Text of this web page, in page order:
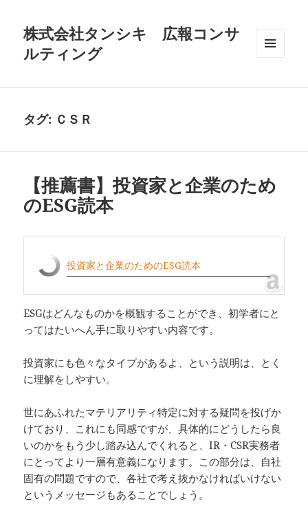
株式会社タンシキ 広報コンサ
ルティング
タグ: ＣＳＲ
【推薦書】投資家と企業のため
のESG読本
投資家と企業のためのESG読本
ESGはどんなものかを概観することができ、初学者にと
ってはたいへん手に取りやすい内容です。
投資家にも色々なタイプがあるよ、という説明は、とく
に理解をしやすい。
世にあふれたマテリアリティ特定に対する疑問を投げか
けており、これにも同感ですが、具体的にどうしたら良
いのかをもう少し踏み込んでくれると、IR・CSR実務者
にとってより一層有意義になります。この部分は、自社
固有の問題ですので、各社で考え抜かなければいけない
というメッセージもあることでしょう。